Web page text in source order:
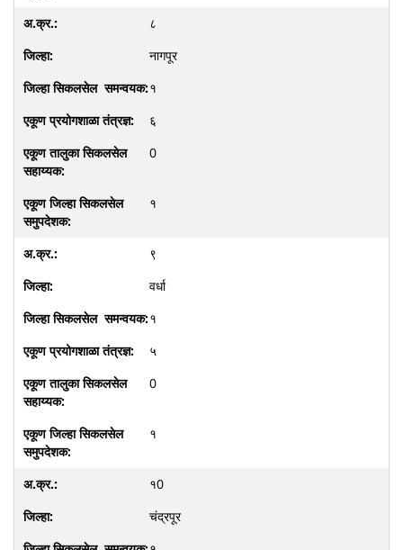
८
नागपूर
१
६
0
१
९
वर्धा
१
५
0
१
१0
चंद्रपूर